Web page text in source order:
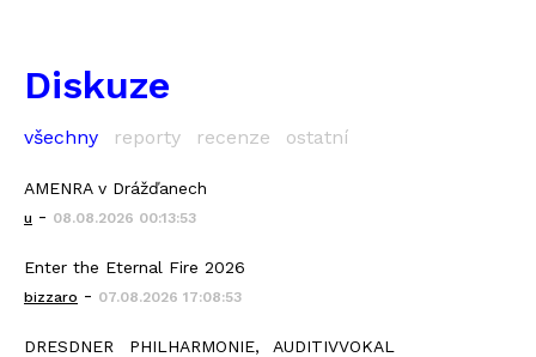
Diskuze
všechny reporty recenze ostatní
AMENRA v Drážďanech
u - 08.08.2026 00:13:53
Enter the Eternal Fire 2026
bizzaro - 07.08.2026 17:08:53
DRESDNER PHILHARMONIE, AUDITIVVOKAL